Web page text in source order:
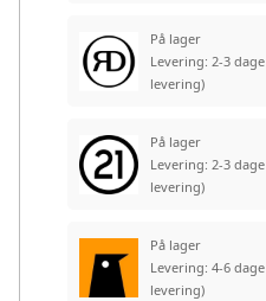
På lager
Levering: 2-3 dage
levering)
På lager
Levering: 2-3 dage
levering)
På lager
Levering: 4-6 dage
levering)